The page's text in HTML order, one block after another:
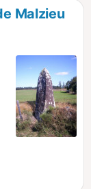
Malzieu